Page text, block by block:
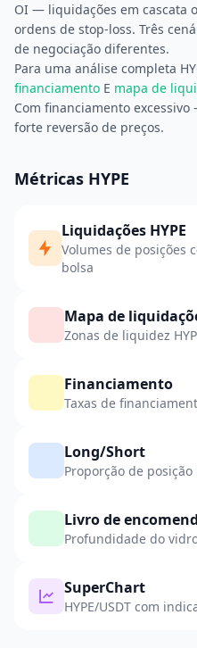
OI — liquidações em cascata
ordens de stop-loss. Três
de negociação diferentes.
Para uma análise completa
financiamento E mapa de
Com financiamento
forte reversão de preços.
Métricas HYPE
Liquidações HYPE
Volumes de posições
bolsa
Mapa de
Zonas de liquidez
Financiamento
Taxas de
Long/Short
Proporção de posição
Livro de
Profundidade do vidro
SuperChart
HYPE/USDT com